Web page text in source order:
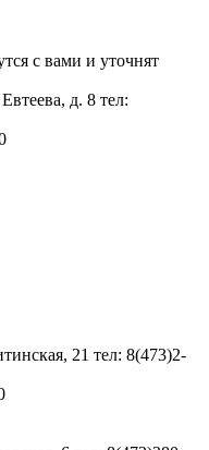
с вами и уточнят
д. 8 тел:
21 тел: 8(473)2-